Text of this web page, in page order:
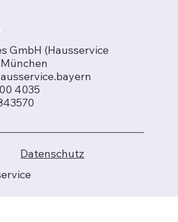
Datenschutz
GmbH (Hausservice
4035